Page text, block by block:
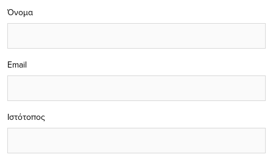
Όνομα
Email
Ιστότοπος